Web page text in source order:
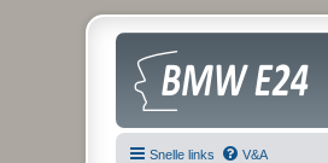
Snelle links V&A